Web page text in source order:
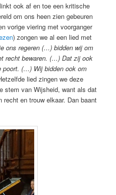
ook af en toe een kritische
om ons heen zien gebeuren
vorige viering met voorganger
) zongen we al een lied met
ons regeren (…) bidden wij om
recht bewaren. (…) Dat zij ook
poort. (…) Wij bidden ook om
lied zingen we deze
stem van Wijsheid, want als dat
en trouw elkaar. Dan baant